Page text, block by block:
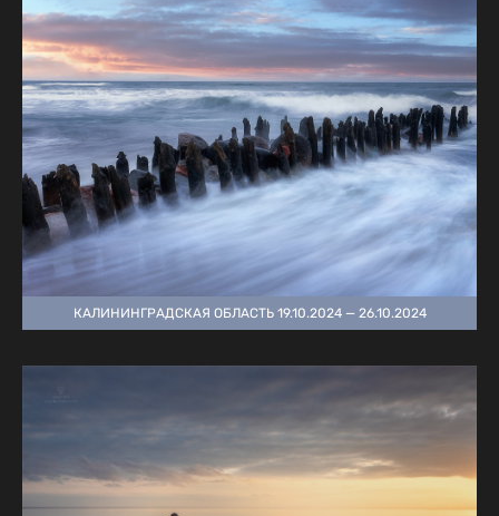
КАЛИНИНГРАДСКАЯ ОБЛАСТЬ 19.10.2024 — 26.10.2024